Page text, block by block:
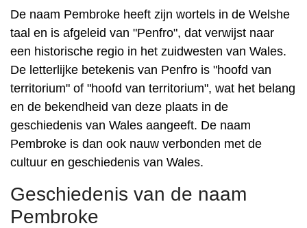
De naam Pembroke heeft zijn wortels in de Welshe
taal en is afgeleid van "Penfro", dat verwijst naar
een historische regio in het zuidwesten van Wales.
De letterlijke betekenis van Penfro is "hoofd van
territorium" of "hoofd van territorium", wat het belang
en de bekendheid van deze plaats in de
geschiedenis van Wales aangeeft. De naam
Pembroke is dan ook nauw verbonden met de
cultuur en geschiedenis van Wales.
Geschiedenis van de naam
Pembroke